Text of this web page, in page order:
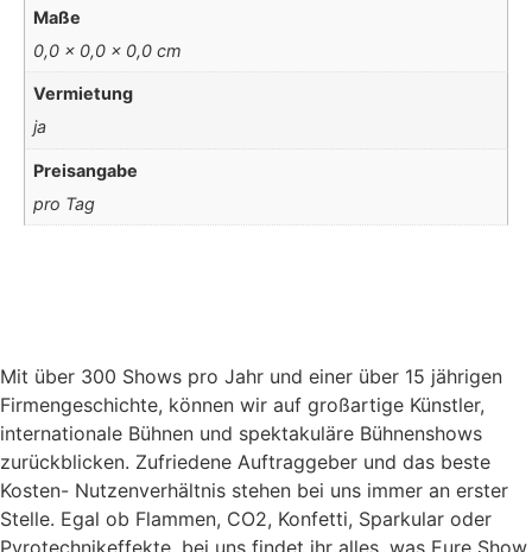
Maße
0,0 × 0,0 × 0,0 cm
Vermietung
ja
Preisangabe
pro Tag
Mit über 300 Shows pro Jahr und einer über 15 jährigen
Firmengeschichte, können wir auf großartige Künstler,
internationale Bühnen und spektakuläre Bühnenshows
zurückblicken. Zufriedene Auftraggeber und das beste
Kosten- Nutzenverhältnis stehen bei uns immer an erster
Stelle. Egal ob Flammen, CO2, Konfetti, Sparkular oder